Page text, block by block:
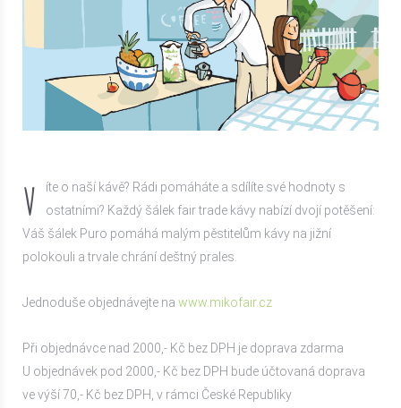
V
íte o naší kávě? Rádi pomáháte a sdílíte své hodnoty s
ostatními? Každý šálek fair trade kávy nabízí dvojí potěšení:
Váš šálek Puro pomáhá malým pěstitelům kávy na jižní
polokouli a trvale chrání deštný prales.
Jednoduše objednávejte na www.mikofair.cz
Při objednávce nad 2000,- Kč bez DPH je doprava zdarma
U objednávek pod 2000,- Kč bez DPH bude účtovaná doprava
ve výší 70,- Kč bez DPH, v rámci České Republiky